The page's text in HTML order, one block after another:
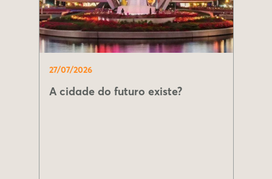
27/07/2026
A cidade do futuro existe?